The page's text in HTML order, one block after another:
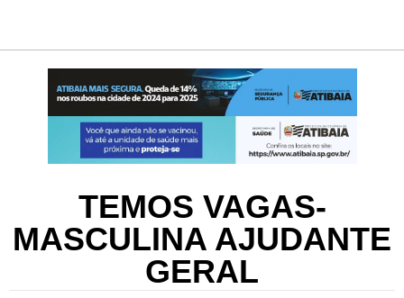
TEMOS VAGAS-
MASCULINA AJUDANTE
GERAL